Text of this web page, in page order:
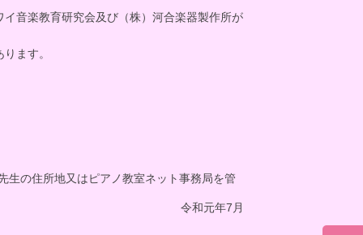
音楽教育研究会及び（株）河合楽器製作所が
ます。
生の住所地又はピアノ教室ネット事務局を管
令和元年7月